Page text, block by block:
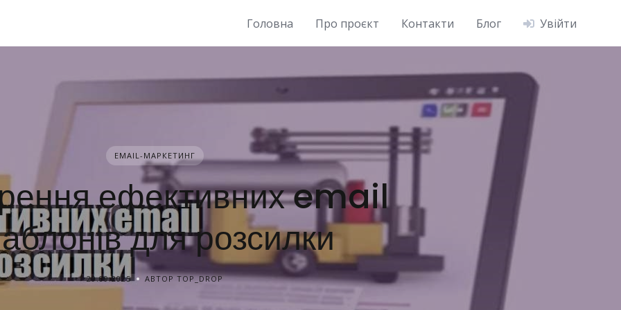
Головна Про проєкт Контакти Блог Увійти
EMAIL-МАРКЕТИНГ
ефективних email
для розсилки
29.09.2025 АВТОР TOP_DROP